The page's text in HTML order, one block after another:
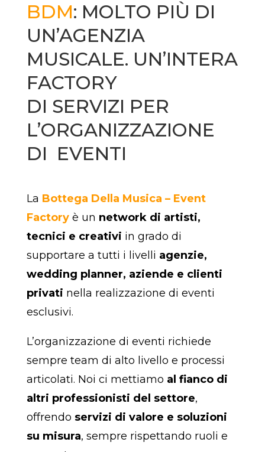
BDM: MOLTO PIÙ DI
UN’AGENZIA
MUSICALE. UN’INTERA
FACTORY
DI SERVIZI PER
L’ORGANIZZAZIONE
DI EVENTI
La Bottega Della Musica – Event
Factoryè un network di artisti,
tecnici e creativi in grado di
supportare a tutti i livelli agenzie,
wedding planner, aziende e clienti
privati nella realizzazione di eventi
esclusivi.
L’organizzazione di eventi richiede
sempre team di alto livello e processi
articolati. Noi ci mettiamo al fianco di
altri professionisti del settore,
offrendo servizi di valore e soluzioni
su misura, sempre rispettando ruoli e